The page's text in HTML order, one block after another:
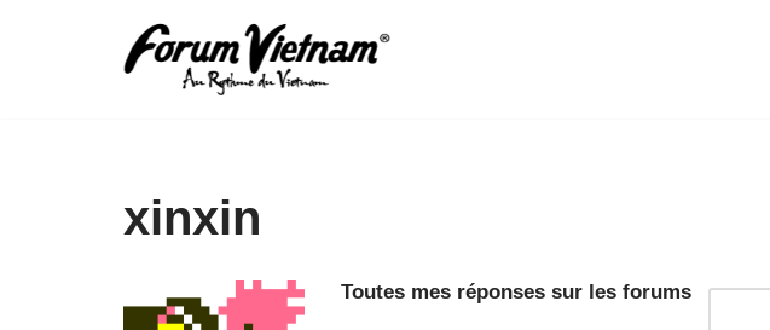
xinxin
Toutes mes réponses sur les forums